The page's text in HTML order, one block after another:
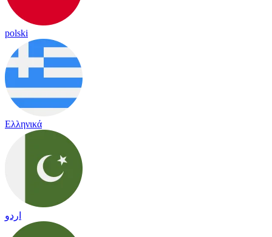
polski
Ελληνικά
اردو